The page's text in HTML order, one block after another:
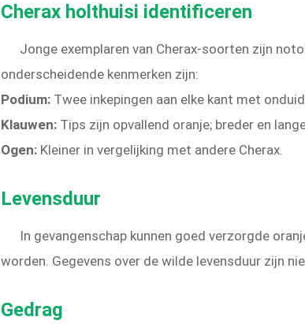
Cherax holthuisi identificeren
Jonge exemplaren van Cherax-soorten zijn
onderscheidende kenmerken zijn:
Podium: Twee inkepingen aan elke kant met
Klauwen: Tips zijn opvallend oranje; breder en
Ogen: Kleiner in vergelijking met andere Cherax.
Levensduur
In gevangenschap kunnen goed verzorgde
worden. Gegevens over de wilde levensduur zijn
Gedrag